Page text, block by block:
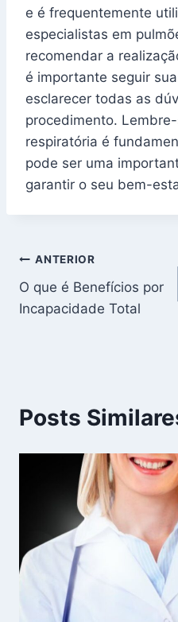
e é frequentemente
especialistas em
recomendar a
é importante seguir
esclarecer todas as
procedimento.
respiratória é
pode ser uma
garantir o seu bem-
Navegação
de
ANTERIOR
O que é Benefícios por
Incapacidade Total
Posts